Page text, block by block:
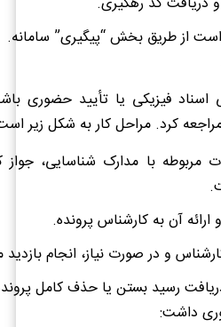
از طریق بخش “پیگیری” سامانه.
اسناد فیزیکی یا تأیید حضوری
کرد. مراحل کار به شکل زیر
مربوطه با مدارک شناسایی،
آن به کارشناس پرونده.
و در صورت نیاز، انجام بازدید
رسید بستن یا حذف کامل
داشت: